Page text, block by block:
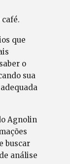
que
o
sua
Agnolin
buscar
análise